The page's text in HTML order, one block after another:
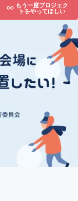
もう一度プロジェク
トをやってほしい